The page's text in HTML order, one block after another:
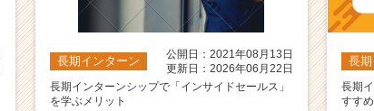
長期インターン
公開日：2021年08月13日
更新日：2026年06月22日
長期インターンシップで「インサイドセールス」
を学ぶメリット
長
長期
すす